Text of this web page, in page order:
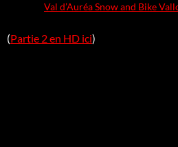
Val d’Auréa Snow and Bike
(Partie 2 en HD ici)